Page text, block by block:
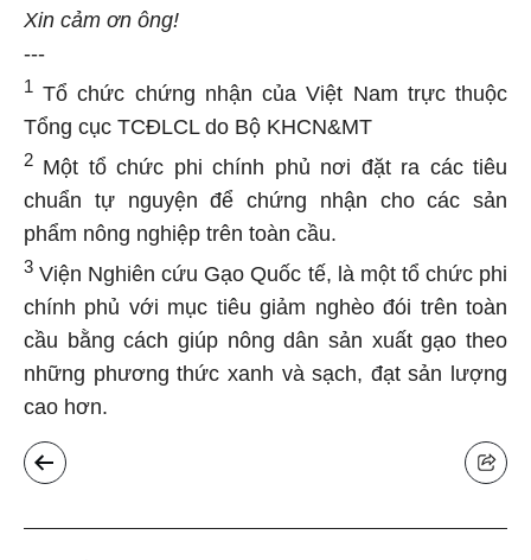
Xin cảm ơn ông!
---
1 Tổ chức chứng nhận của Việt Nam trực thuộc
Tổng cục TCĐLCL do Bộ KHCN&MT
2 Một tổ chức phi chính phủ nơi đặt ra các tiêu
chuẩn tự nguyện để chứng nhận cho các sản
phẩm nông nghiệp trên toàn cầu.
3 Viện Nghiên cứu Gạo Quốc tế, là một tổ chức phi
chính phủ với mục tiêu giảm nghèo đói trên toàn
cầu bằng cách giúp nông dân sản xuất gạo theo
những phương thức xanh và sạch, đạt sản lượng
cao hơn.